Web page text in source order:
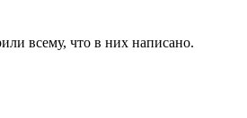
всему, что в них написано.